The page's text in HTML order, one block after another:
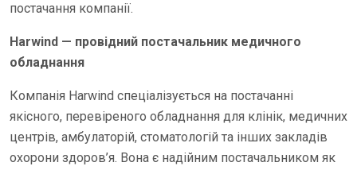
постачання компанії.
Harwind — провідний постачальник медичного
обладнання
Компанія Harwind спеціалізується на постачанні
якісного, перевіреного обладнання для клінік, медичних
центрів, амбулаторій, стоматологій та інших закладів
охорони здоров’я. Вона є надійним постачальником як